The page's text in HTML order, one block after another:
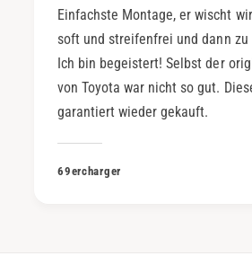
Einfachste Montage, er wischt
soft und streifenfrei und dann zu
Ich bin begeistert! Selbst der
von Toyota war nicht so gut.
garantiert wieder gekauft.
69ercharger